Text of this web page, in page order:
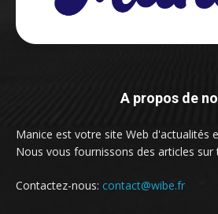
A propos de
Manice est votre site Web d'actualités
Nous vous fournissons des articles sur
Contactez-nous: contact@wibe.fr